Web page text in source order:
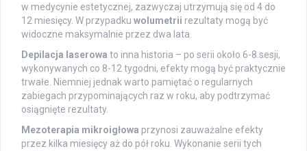
w medycynie estetycznej, zazwyczaj utrzymują się od 4 do
12 miesięcy. W przypadku wolumetrii rezultaty mogą być
widoczne maksymalnie przez dwa lata.
Depilacja laserowa to inna historia – po serii około 6-8 sesji,
wykonywanych co 8-12 tygodni, efekty mogą być praktycznie
trwałe. Niemniej jednak warto pamiętać o regularnych
zabiegach przypominających raz w roku, aby podtrzymać
osiągnięte rezultaty.
Mezoterapia mikroigłowa przynosi zauważalne efekty
przez kilka miesięcy aż do pół roku. Wykonanie serii tych